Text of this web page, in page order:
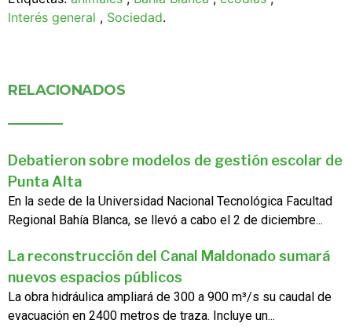
Interés general , Sociedad.
RELACIONADOS
Debatieron sobre modelos de gestión escolar de
Punta Alta
En la sede de la Universidad Nacional Tecnológica Facultad
Regional Bahía Blanca, se llevó a cabo el 2 de diciembre...
La reconstrucción del Canal Maldonado sumará
nuevos espacios públicos
La obra hidráulica ampliará de 300 a 900 m³/s su caudal de
evacuación en 2400 metros de traza. Incluye un...